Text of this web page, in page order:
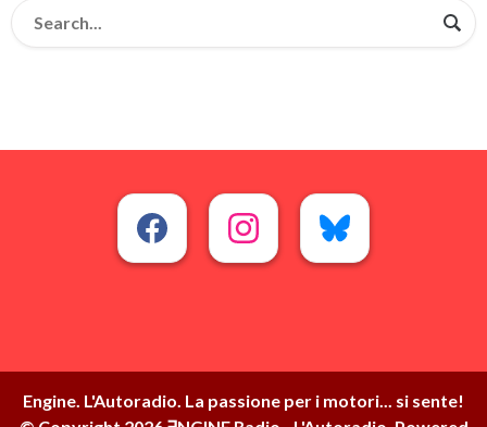
Engine. L'Autoradio. La passione per i motori... si sente!